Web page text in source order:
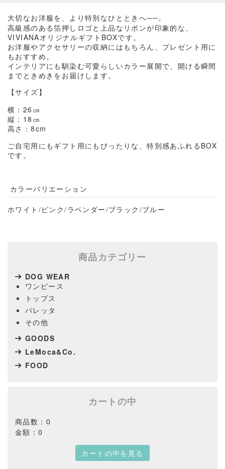
大切なお洋服を、より特別なひとときへ── 。
高級感のある箔押しロゴと上品なリボンが印象的な、
VIVIANAオリジナルギフト BOXです。
お洋服やアクセサリーの収納にはもちろん、プレゼント用に
もおすすめ。
インテリアにも馴染む可愛らしいカラー展開で、開ける瞬間
までときめきをお届けします。
【サイズ】
横： 26 ㎝
縦： 18 ㎝
高さ：8cm
ご自宅用にもギフト用にもぴったりな、特別感あふれる BOX
です。
カラーバリエーション
ホワイト / ピンク/ ラベンダー/ブラック/ブルー
商品カテゴリー
DOG WEAR
ワンピース
トップス
バレッタ
その他
GOODS
LeMoca&Co.
FOOD
カートの中
商品数：0
金額：0
カートの中を見る